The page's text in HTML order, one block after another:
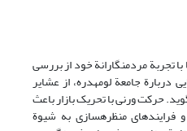
تجربة مردم‏نگارانة خود از بررسی
دربارة جامعة لومه‏دره، از عشایر
حرکت ورنی با تحریک بازار باعث
فرایندهای منظره‏سازی به شیوة